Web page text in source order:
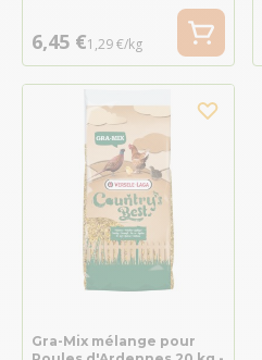
6,45 €1,29 €/kg
Gra-Mix mélange pour